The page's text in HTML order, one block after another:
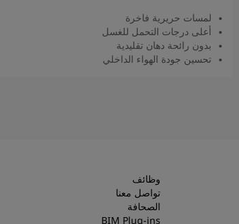
لمسات حريرية فاخرة
أعلى درجات التحمل للغسل
بدون رائحة دهان تقليدية
تحسين جودة الهواء الداخلي
وظائف
تواصل معنا
الصحافة
BIM Plug-ins